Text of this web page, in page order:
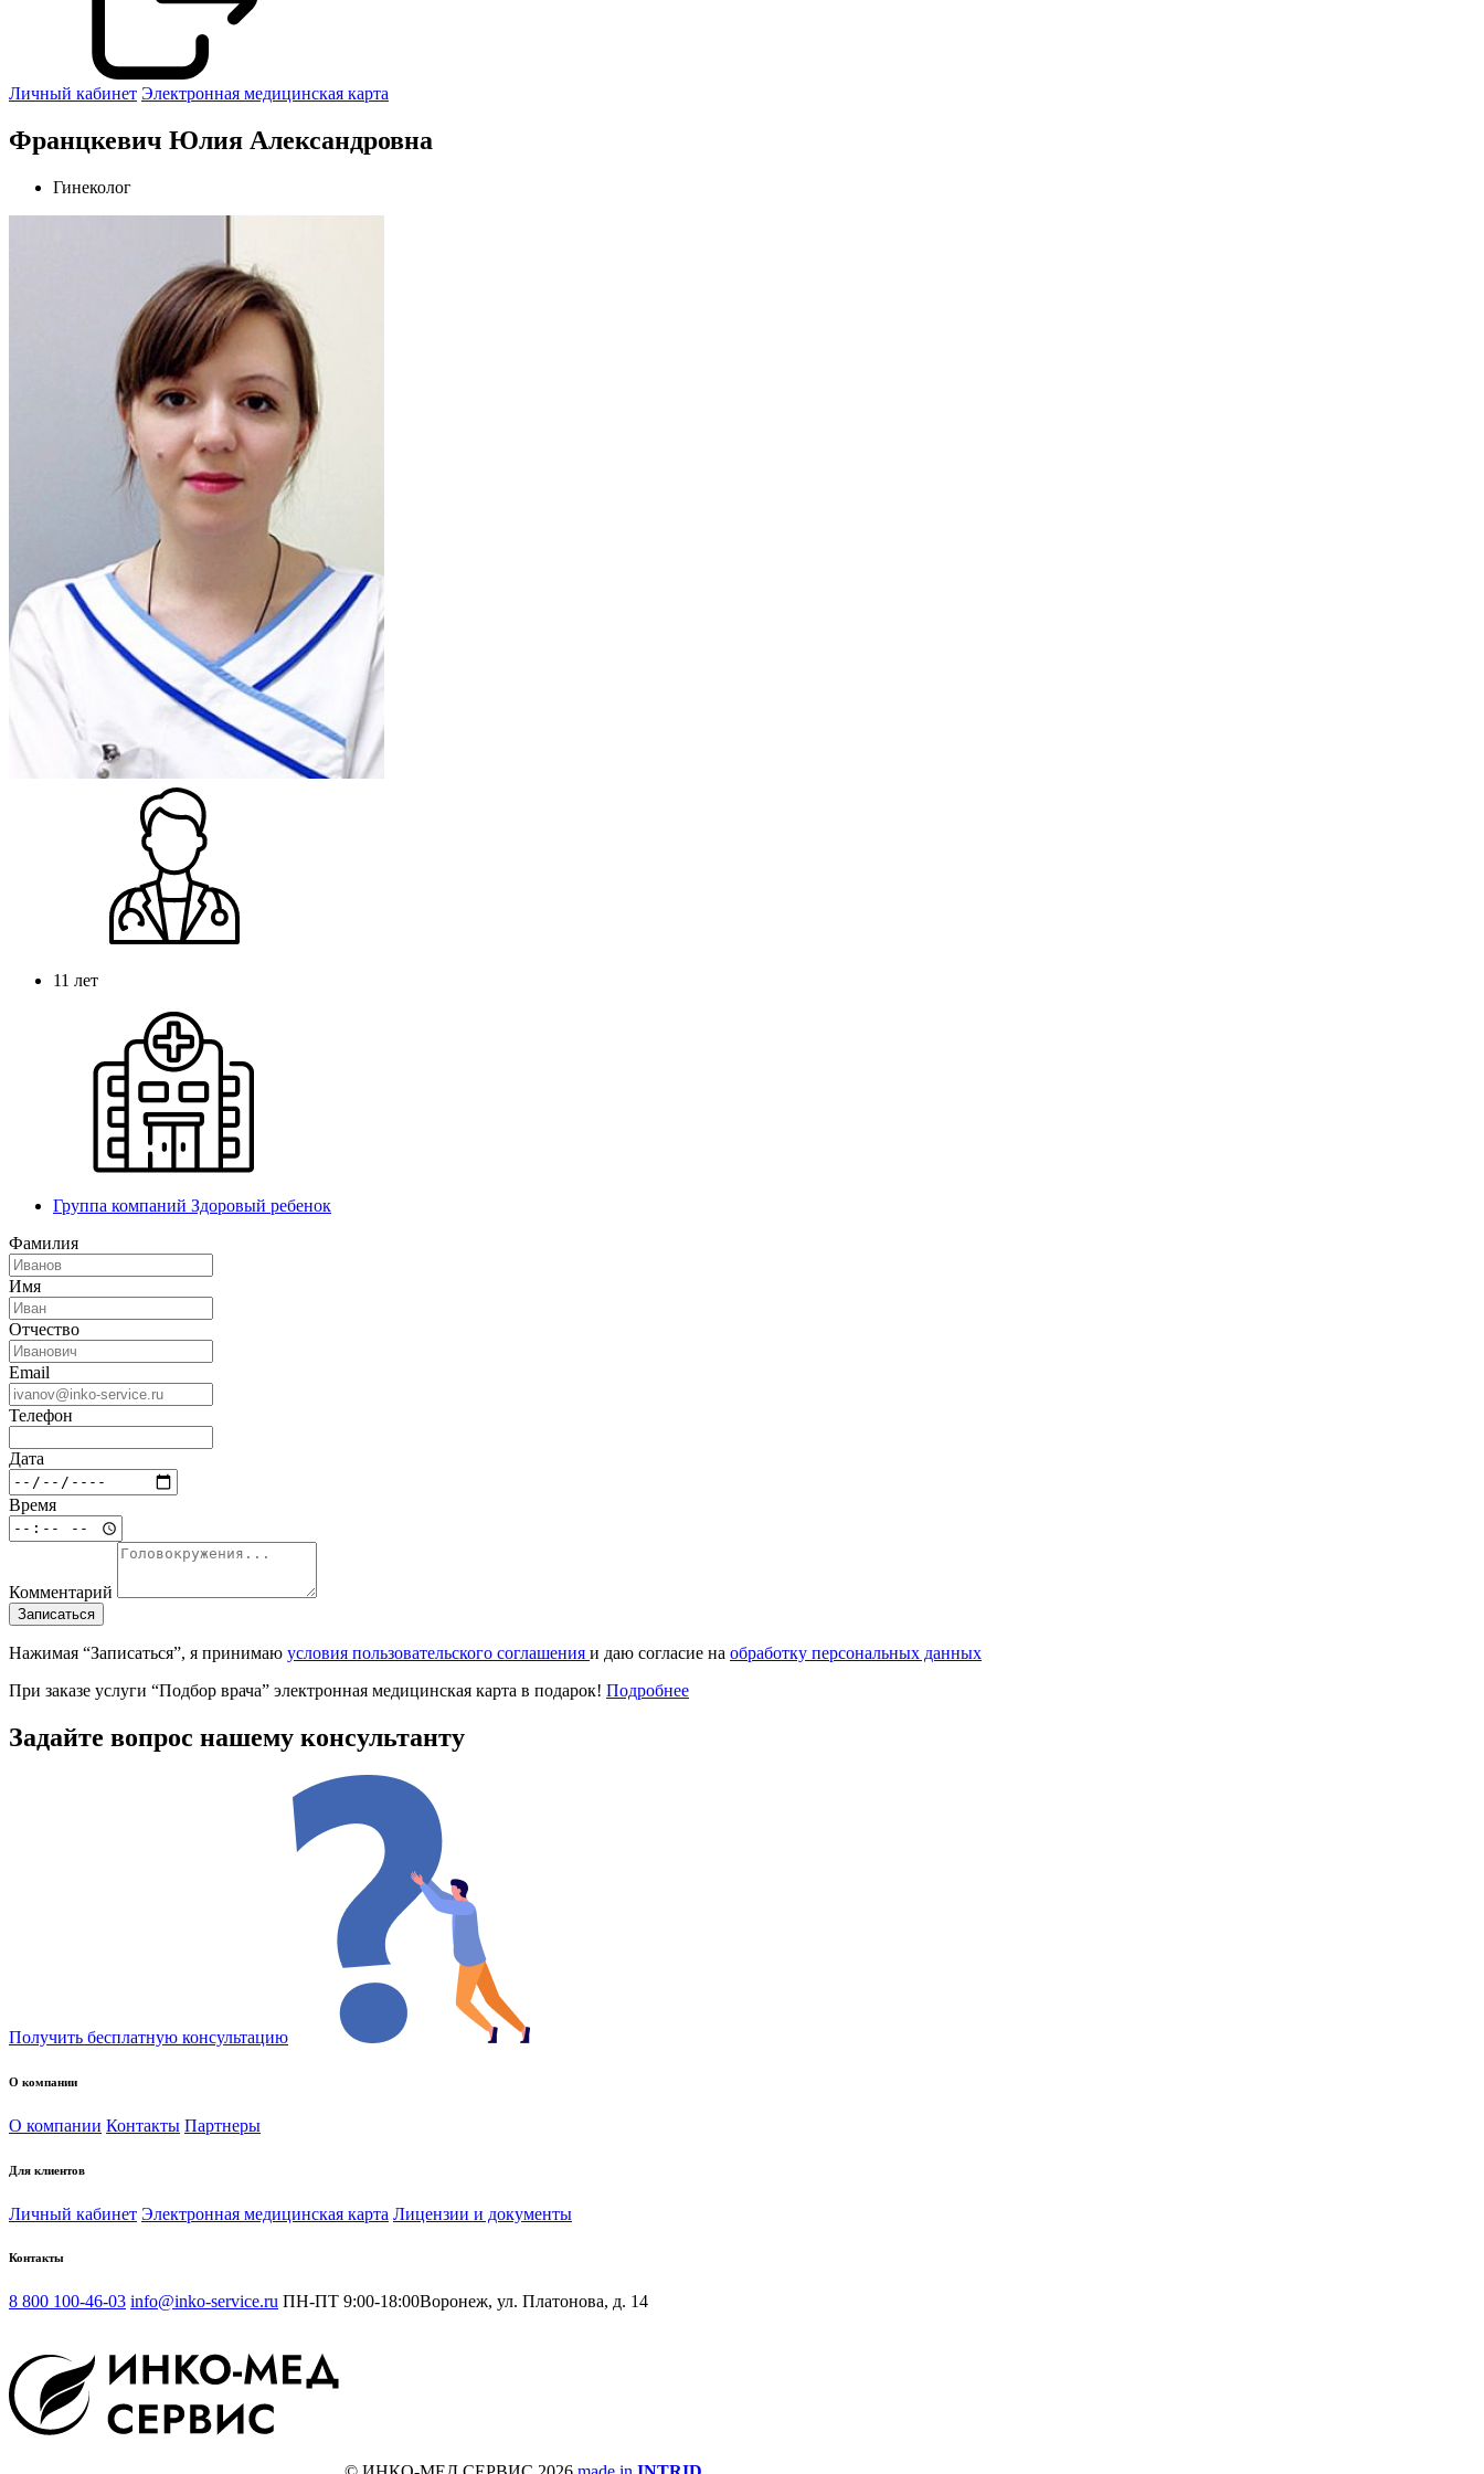
Личный кабинет Электронная медицинская карта
Францкевич Юлия Александровна
Гинеколог
11 лет
Группа компаний Здоровый ребенок
Фамилия
Имя
Отчество
Email
Телефон
Дата
Время
Комментарий
Записаться
Нажимая “Записаться”, я принимаю условия пользовательского соглашения и даю согласие на обработку персональных данных
При заказе услуги “Подбор врача” электронная медицинская карта в подарок! Подробнее
Задайте вопрос нашему консультанту
Получить бесплатную консультацию
О компании
О компании Контакты Партнеры
Для клиентов
Личный кабинет Электронная медицинская карта Лицензии и документы
Контакты
8 800 100-46-03 info@inko-service.ru ПН-ПТ 9:00-18:00Воронеж, ул. Платонова, д. 14